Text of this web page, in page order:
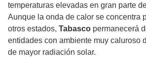
temperaturas elevadas en gran parte
Aunque la onda de calor se concentra
otros estados, Tabasco permanecerá
entidades con ambiente muy caluroso
de mayor radiación solar.